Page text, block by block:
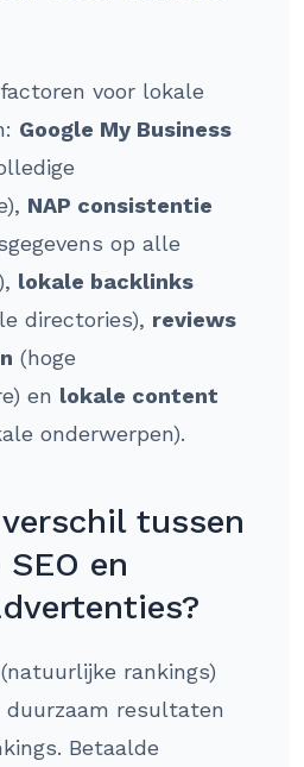
voor lokale
Google My Business
NAP consistentie
op alle
lokale backlinks
directories), reviews
(hoge
en lokale content
onderwerpen).
tussen
en
rankings)
duurzaam resultaten
Betaalde